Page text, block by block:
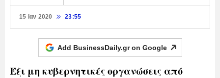
15 Ιαν 2020 23:55
Add BusinessDaily.gr on Google
Έξι μη κυβερνητικές οργανώσεις από